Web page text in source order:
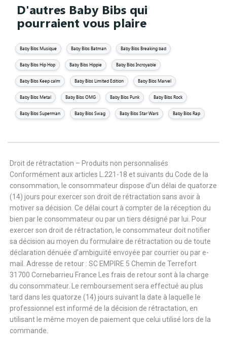
D'autres Baby Bibs qui
pourraient vous plaire
Baby Bibs Musique Baby Bibs Batman Baby Bibs Breaking bad
Baby Bibs Hip Hop Baby Bibs Hippie Baby Bibs Incroyable
Baby Bibs Keep calm Baby Bibs Limited Edition Baby Bibs Marvel
Baby Bibs Metal Baby Bibs OMG Baby Bibs Punk Baby Bibs Rock
Baby Bibs Superman Baby Bibs Swag Baby Bibs Star Wars Baby Bibs Rap
Droit de rétractation – Produits non personnalisés
Conformément aux articles L.221-18 et suivants du Code de la
consommation, le consommateur dispose d’un délai de quatorze
(14) jours pour exercer son droit de rétractation sans avoir à
motiver sa décision. Ce délai court à compter de la réception du
bien par le consommateur ou par un tiers désigné par lui. Pour
exercer son droit de rétractation, le consommateur doit notifier
sa décision au moyen du formulaire de rétractation ou de toute
déclaration dénuée d’ambiguïté envoyée par courrier ou par e-
mail. Adresse de retour : SC EMPIRE 5 Chemin de Terrefort
31700 Cornebarrieu France Les frais de retour sont à la charge
du consommateur. Le remboursement sera effectué au plus
tard dans les quatorze (14) jours suivant la date à laquelle le
professionnel est informé de la décision de rétractation, en
utilisant le même moyen de paiement que celui utilisé lors de la
commande.